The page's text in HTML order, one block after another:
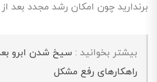
برندارید چون امکان رشد مجدد بعد
بیشتر بخوانید : سیخ شدن ابرو
راهکارهای رفع مشکل